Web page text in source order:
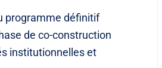
programme définitif
de co-construction
institutionnelles et